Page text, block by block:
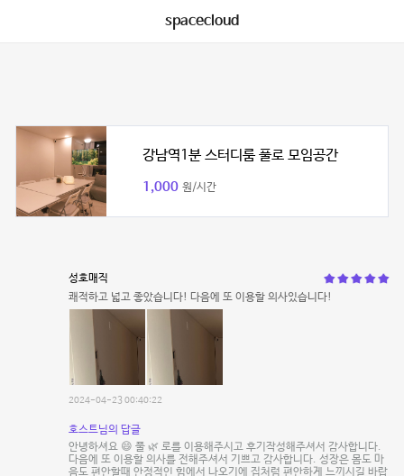
spacecloud
강남역1분 스터디룸 풀로 모임공간
1,000 원/시간
성호매직
쾌적하고 넓고 좋았습니다! 다음에 또 이용할 의사있습니다!
2024-04-23 00:40:22
호스트님의 답글
안녕하셔요 😄 풀 🌿 로를 이용해주시고 후기작성해주셔서 감사합니다.
다음에 또 이용할 의사를 전해주셔서 기쁘고 감사합니다. 성장은 몸도 마
음도 편안할때 안정적인 힘에서 나오기에 집처럼 편안하게 느끼시길 바랍